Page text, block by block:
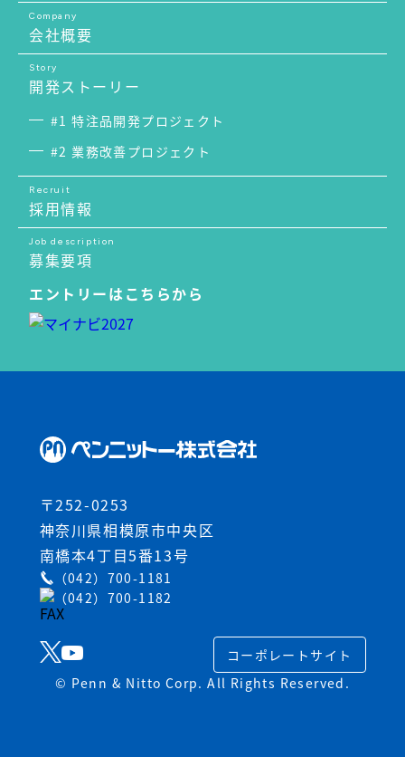
Company
会社概要
Story
開発ストーリー
#1 特注品開発プロジェクト
#2 業務改善プロジェクト
Recruit
採用情報
Job description
募集要項
エントリーはこちらから
〒252-0253
神奈川県相模原市中央区
南橋本4丁目5番13号
（042）700-1181
（042）700-1182
コーポレートサイト
© Penn & Nitto Corp. All Rights Reserved.